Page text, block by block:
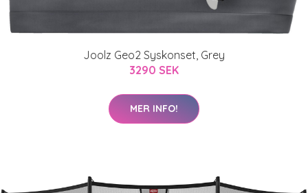
Joolz Geo2 Syskonset, Grey
3290 SEK
MER INFO!